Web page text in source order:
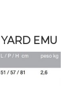
EMU